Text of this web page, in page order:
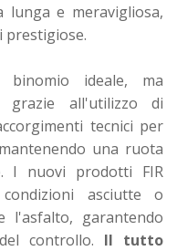
lunga e meravigliosa,
prestigiose.
ideale, ma
grazie all'utilizzo di
tecnici per
una ruota
I nuovi prodotti FIR
asciutte o
l'asfalto, garantendo
controllo. Il tutto